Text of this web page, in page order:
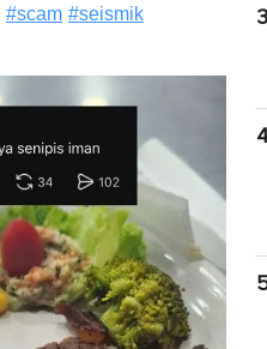
#scam #seismik 3